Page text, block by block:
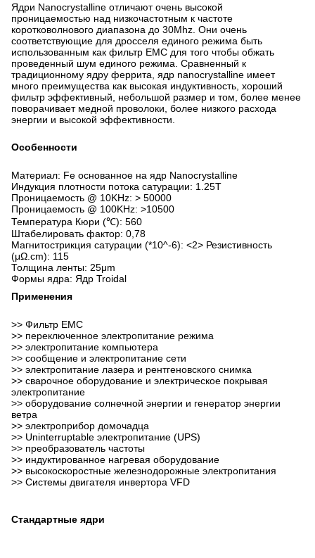
Ядри Nanocrystalline отличают очень высокой
проницаемостью над низкочастотным к частоте
коротковолнового диапазона до 30Mhz. Они очень
соответствующие для дросселя единого режима быть
использованным как фильтр EMC для того чтобы обжать
проведенный шум единого режима. Сравненный к
традиционному ядру феррита, ядр nanocrystalline имеет
много преимущества как высокая индуктивность, хороший
фильтр эффективный, небольшой размер и том, более менее
поворачивает медной проволоки, более низкого расхода
энергии и высокой эффективности.
Особенности
Материал: Fe основанное на ядр Nanocrystalline
Индукция плотности потока сатурации: 1.25T
Проницаемость @ 10KHz: > 50000
Проницаемость @ 100KHz: >10500
Температура Кюри (℃): 560
Штабелировать фактор: 0,78
Магнитострикция сатурации (*10^-6): <2> Резистивность
(μΩ.cm): 115
Толщина ленты: 25μm
Формы ядра: Ядр Troidal
Применения
>> Фильтр EMC
>> переключенное электропитание режима
>> электропитание компьютера
>> сообщение и электропитание сети
>> электропитание лазера и рентгеновского снимка
>> сварочное оборудование и электрическое покрывая
электропитание
>> оборудование солнечной энергии и генератор энергии
ветра
>> электроприбор домочадца
>> Uninterruptable электропитание (UPS)
>> преобразователь частоты
>> индуктированное нагревая оборудование
>> высокоскоростные железнодорожные электропитания
>> Системы двигателя инвертора VFD
Стандартные ядри